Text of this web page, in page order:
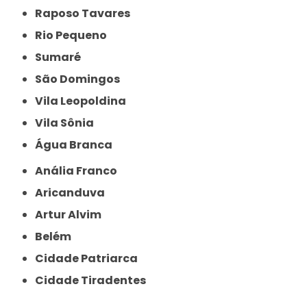
Raposo Tavares
Rio Pequeno
Sumaré
São Domingos
Vila Leopoldina
Vila Sônia
Água Branca
Anália Franco
Aricanduva
Artur Alvim
Belém
Cidade Patriarca
Cidade Tiradentes